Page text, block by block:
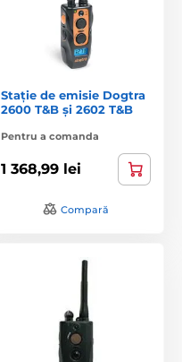
Stație de emisie Dogtra
2600 T&B și 2602 T&B
Pentru a comanda
1 368,99 lei
Compară